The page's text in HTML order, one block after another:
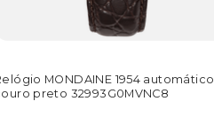
MONDAINE 1954 automático
preto 32993G0MVNC8